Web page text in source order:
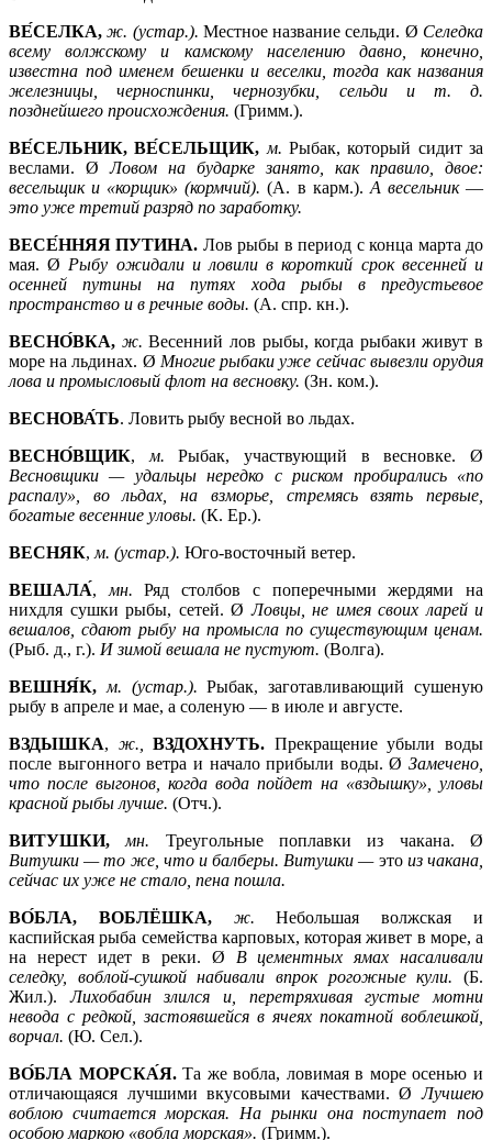
ВЕ́СЕЛКА,ж. (устар.). Местное название сельди. Ø Селедка
всему волжскому и камскому населению давно, конечно,
известна под именем бешенки и веселки, тогда как названия
железницы, черноспинки, чернозубки, сельди и т. д.
позднейшего происхождения. (Гримм.).
ВЕ́СЕЛЬНИК, ВЕ́СЕЛЬЩИК, м.Рыбак, который сидит за
веслами. ØЛовом на бударке занято, как правило, двое:
весельщик и «корщик» (кормчий).(А. в карм.). А весельник—
это уже третий разряд по заработку.
ВЕСЕ́ННЯЯ ПУТИНА. Лов рыбы в период с конца марта до
мая. Ø Рыбу ожидали и ловили в короткий срок весенней и
осенней путины на путях хода рыбы в предустьевое
пространство и в речные воды. (А. спр. кн.).
ВЕСНО́ВКА, ж.Весенний лов рыбы, когда рыбаки живут в
море на льдинах. Ø Многие рыбаки уже сейчас вывезли орудия
лова и промысловый флот на весновку. (Зн. ком.).
ВЕСНОВА́ТЬ. Ловить рыбу весной во льдах.
ВЕСНО́ВЩИК, м.Рыбак, участвующий в весновке. Ø
Весновщики — удальцы нередко с риском пробирались «по
распалу», во льдах, на взморье, стремясь взять первые,
богатые весенние уловы. (К. Ер.).
ВЕСНЯК, м. (устар.). Юго-восточный ветер.
ВЕШАЛА́, мн.Ряд столбов с поперечными жердями на
нихдля сушки рыбы, сетей. ØЛовцы, не имея своих ларей и
вешалов, сдают рыбу на промысла по существующим ценам.
(Рыб. д., г.). И зимой вешала не пустуют. (Волга).
ВЕШНЯ́К, м. (устар.).Рыбак, заготавливающий сушеную
рыбу в апреле и мае, а соленую — в июле и августе.
ВЗДЫШКА, ж.,ВЗДОХНУТЬ. Прекращение убыли воды
после выгонного ветра и начало прибыли воды. Ø Замечено,
что после выгонов, когда вода пойдет на «вздышку», уловы
красной рыбы лучше. (Отч.).
ВИТУШКИ, мн. Треугольные поплавки из чакана. Ø
Витушки — то же, что и балберы. Витушки —это из чакана,
сейчас их уже не стало, пена пошла.
ВО́БЛА, ВОБЛЁШКА, ж.Небольшая волжская и
каспийская рыба семейства карповых, которая живет в море, а
на нерест идет в реки. Ø В цементных ямах насаливали
селедку, воблой-сушкой набивали впрок рогожные кули. (Б.
Жил.).Лихобабин злился и, перетряхивая густые мотни
невода с редкой, застоявшейся в ячеях покатной воблешкой,
ворчал. (Ю. Сел.).
ВО́БЛА МОРСКА́Я.Та же вобла, ловимая в море осенью и
отличающаяся лучшими вкусовыми качествами. ØЛучшею
воблою считается морская. На рынки она поступает под
особою маркою «вобла морская». (Гримм.).